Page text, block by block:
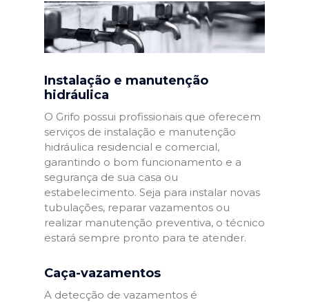
Instalação e manutenção
hidráulica
O Grifo possui profissionais que oferecem
serviços de instalação e manutenção
hidráulica residencial e comercial,
garantindo o bom funcionamento e a
segurança de sua casa ou
estabelecimento. Seja para instalar novas
tubulações, reparar vazamentos ou
realizar manutenção preventiva, o técnico
estará sempre pronto para te atender.
Caça-vazamentos
A detecção de vazamentos é